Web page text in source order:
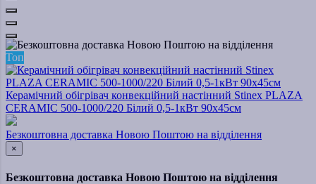
Топ
Керамічний обігрівач конвекційний настінний Stinex PLAZA
CERAMIC 500-1000/220 Білий 0,5-1кВт 90х45см
Безкоштовна доставка Новою Поштою на відділення
×
Безкоштовна доставка Новою Поштою на відділення